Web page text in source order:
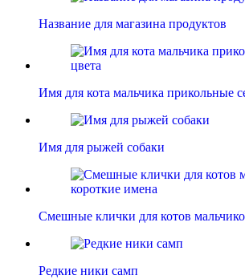
Название для магазина продуктов
Имя для кота мальчика прикольные
Имя для рыжей собаки
Смешные клички для котов
Редкие ники самп